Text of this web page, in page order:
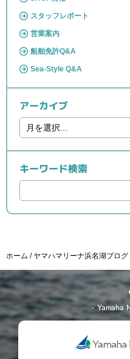
スタッフレポート
営業案内
船舶免許Q&A
Sea-Style Q&A
アーカイブ
キーワード検索
ホーム ヤマハマリーナ浜名湖ブログ
- Yamaha